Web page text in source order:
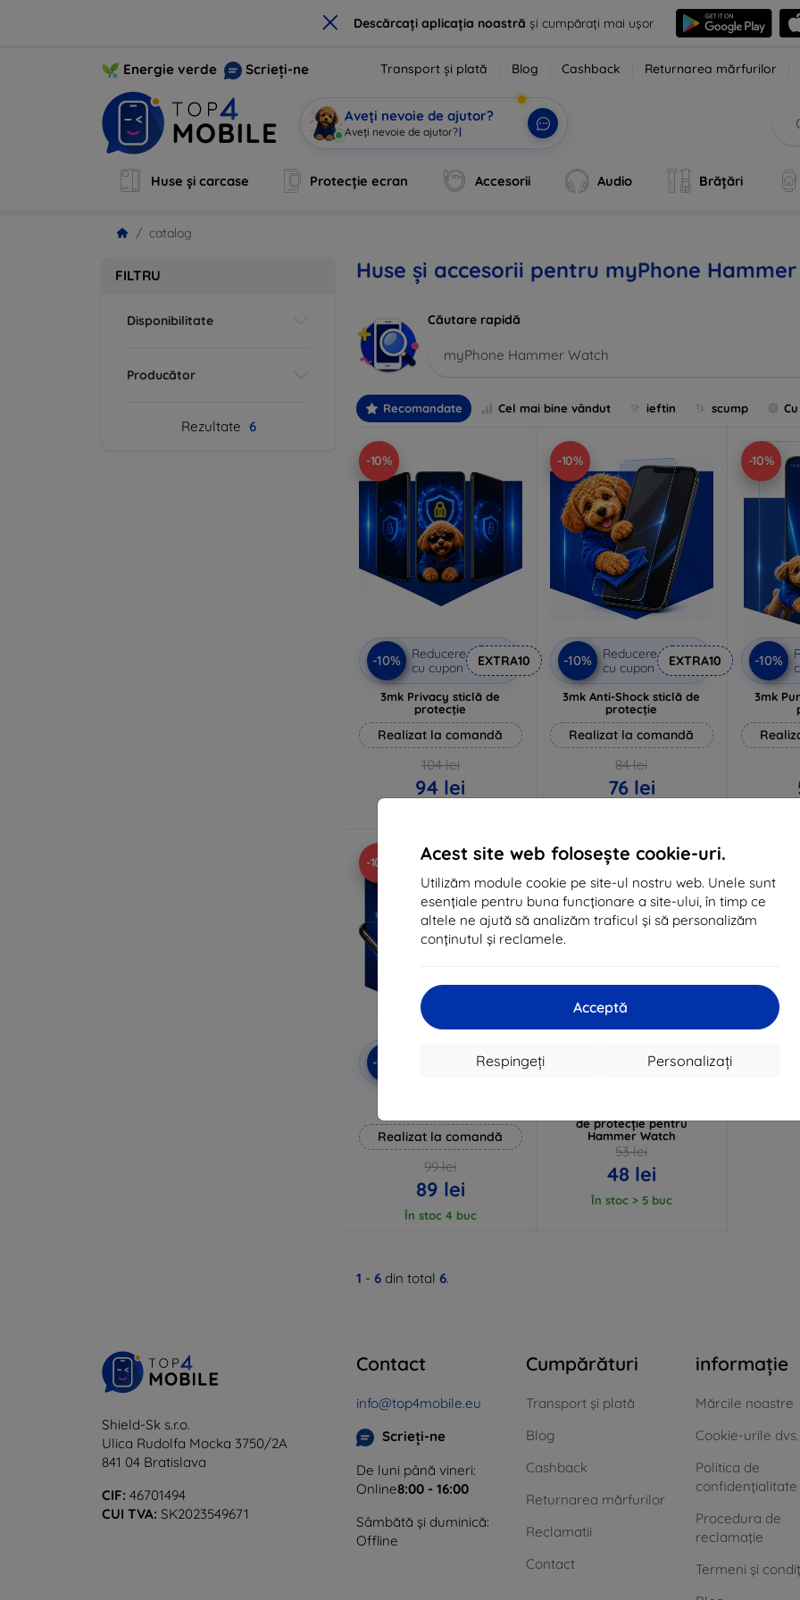
× Descărcați aplicația noastră și cumpărați mai ușor
Acest site web folosește cookie-uri.
Utilizăm module cookie pe site-ul nostru web. Unele sunt
esențiale pentru buna funcționare a site-ului, în timp ce
altele ne ajută să analizăm traficul și să personalizăm
conținutul și reclamele.
Acceptă
Personalizați
Respingeți
Energie verde Scrieți-ne Transport și plată Blog Cashback Returnarea mărfurilor
Aveți nevoie de ajutor?
Aveți nevoie de ajutor?|
Huse și carcase Protecție ecran Accesorii Audio Brățări
catalog
FILTRU
Disponibilitate
Producător
Rezultate 6
Huse și accesorii pentru myPhone
Căutare rapidă
myPhone Hammer Watch
Recomandate Cel mai bine vândut ieftin scump
-10%
-10%
Reducere
cu cupon
EXTRA10
3mk Privacy sticlă de
protecție
Realizat la comandă
104 lei
94 lei
-10%
-10%
Reducere
cu cupon
EXTRA10
3mk Anti-Shock sticlă de
protecție
Realizat la comandă
84 lei
76 lei
-10%
-10%
3mk
-10%
-10% EXTRA10
Realizat la comandă
99 lei
89 lei
În stoc 4 buc
-10%
Reducere
cu cupon
EXTRA10
de protecție pentru
Hammer Watch
53 lei
48 lei
În stoc > 5 buc
1 - 6 din total 6.
Shield-Sk s.r.o.
Ulica Rudolfa Mocka 3750/2A
841 04 Bratislava
CIF: 46701494
CUI TVA: SK2023549671
Contact
info@top4mobile.eu
Scrieți-ne
De luni până vineri:
Online8:00 - 16:00
Sâmbătă și duminică:
Offline
Cumpărături
Transport și plată
Blog
Cashback
Returnarea mărfurilor
Reclamatii
Contact
informație
Mărcile noastre
Cookie-urile dvs.
Politica de
confidențialitate
Procedura de
reclamație
Termeni și